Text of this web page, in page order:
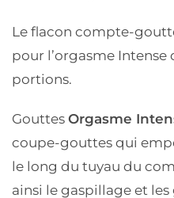
Le flacon compte-
pour l’orgasme Intense
portions.
Gouttes Orgasme
coupe-gouttes qui
le long du tuyau du
ainsi le gaspillage et